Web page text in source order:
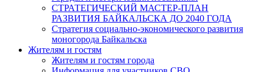
СТРАТЕГИЧЕСКИЙ МАСТЕР-ПЛАН
РАЗВИТИЯ БАЙКАЛЬСКА ДО 2040 ГОДА
Стратегия социально-экономического развития
моногорода Байкальска
Жителям и гостям
Жителям и гостям города